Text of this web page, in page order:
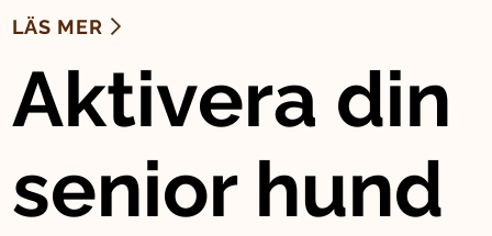
LÄS MER
Aktivera din
senior hund